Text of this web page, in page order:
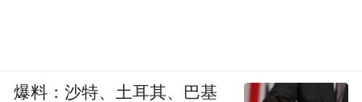
爆料：沙特、土耳其、巴基